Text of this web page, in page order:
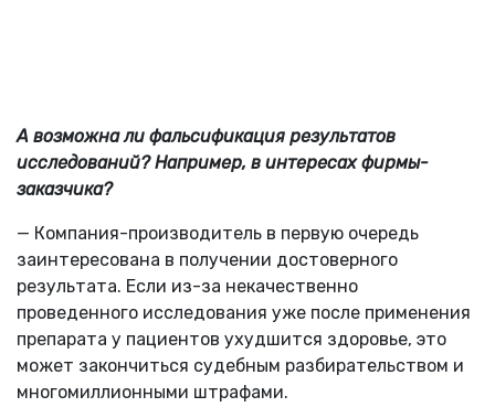
А возможна ли фальсификация результатов
исследований? Например, в интересах фирмы-
заказчика?
— Компания-производитель в первую очередь
заинтересована в получении достоверного
результата. Если из-за некачественно
проведенного исследования уже после применения
препарата у пациентов ухудшится здоровье, это
может закончиться судебным разбирательством и
многомиллионными штрафами.